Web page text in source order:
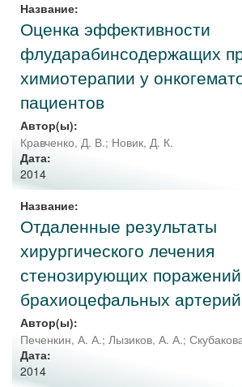
Название:
Оценка эффективности
флударабинсодержащих
химиотерапии у
пациентов
Автор(ы):
Кравченко, Д. В.; Новик, Д. К.
Дата:
2014
Название:
Отдаленные результаты
хирургического лечения
стенозирующих поражений
брахиоцефальных артерий
Автор(ы):
Печенкин, А. А.; Лызиков, А. А.;
Дата:
2014